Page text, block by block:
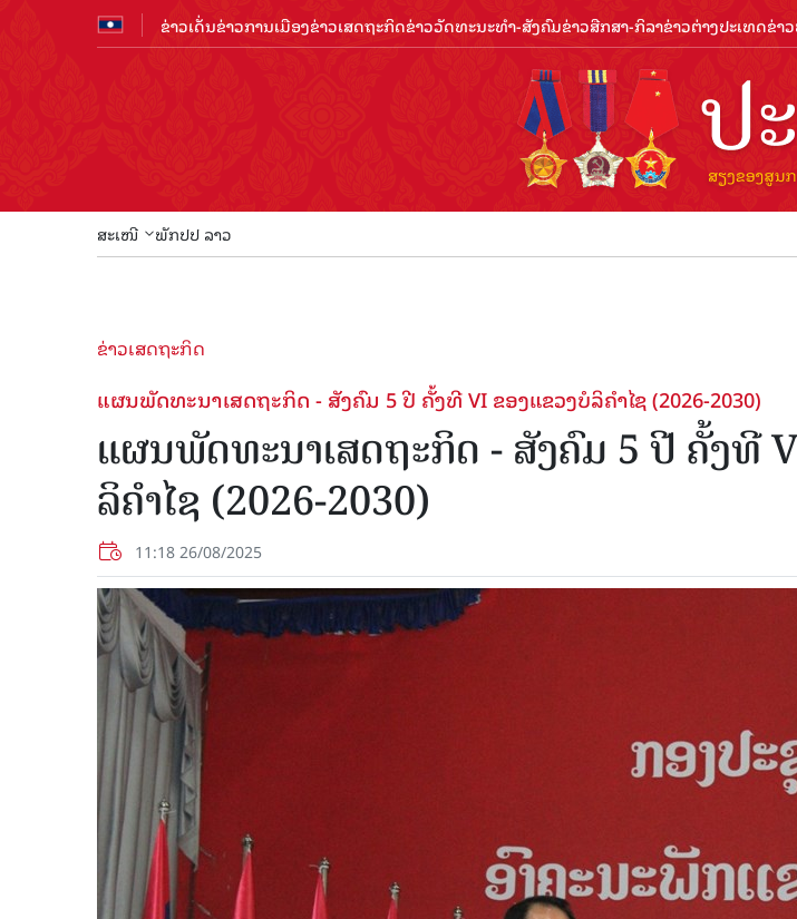
ຂ່າວເດັ່ນຂ່າວການເມືອງຂ່າວເສດຖະກິດຂ່າວວັດທະນະທຳ-ສັງຄົມຂ່າວສືກສາ-ກິລາຂ່າວຕ່າງປະເທດຂ່າ
ສະເໜີ ພັກປປ ລາວ
ຂ່າວເສດຖະກິດ
ແຜນພັດທະນາເສດຖະກິດ - ສັງຄົມ 5 ປີ ຄັ້ງທີ VI ຂອງແຂວງບໍລິຄຳໄຊ (2026-2030)
ແຜນພັດທະນາເສດຖະກິດ - ສັງຄົມ 5 ປີ ຄັ້ງທີ
ລິຄຳໄຊ (2026-2030)
11:18 26/08/2025